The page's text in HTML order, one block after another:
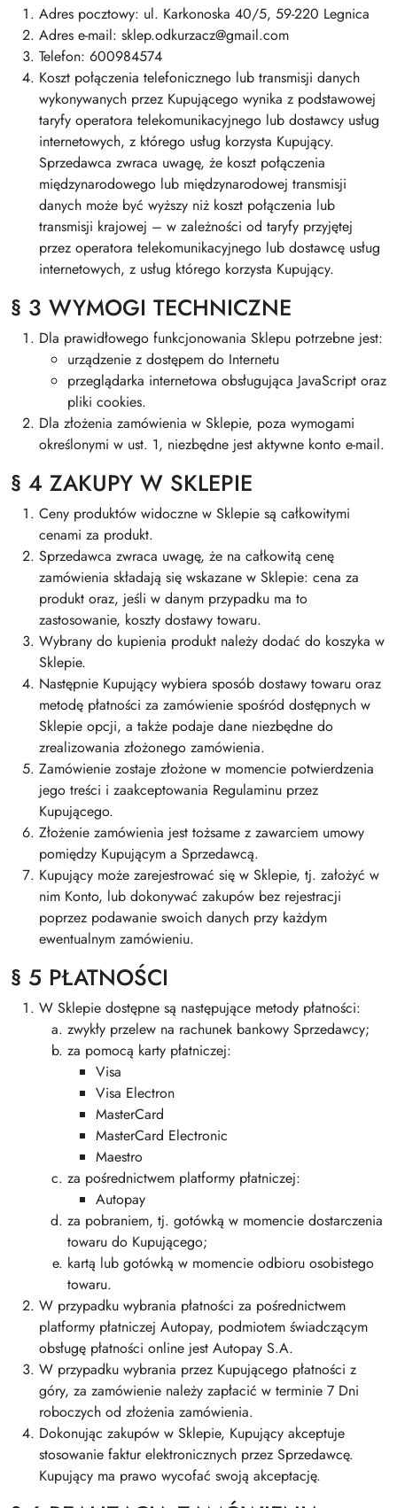
Adres pocztowy: ul. Karkonoska 40/5, 59-220 Legnica
Adres e-mail: sklep.odkurzacz@gmail.com
Telefon: 600984574
Koszt połączenia telefonicznego lub transmisji danych
wykonywanych przez Kupującego wynika z podstawowej
taryfy operatora telekomunikacyjnego lub dostawcy usług
internetowych, z którego usług korzysta Kupujący.
Sprzedawca zwraca uwagę, że koszt połączenia
międzynarodowego lub międzynarodowej transmisji
danych może być wyższy niż koszt połączenia lub
transmisji krajowej – w zależności od taryfy przyjętej
przez operatora telekomunikacyjnego lub dostawcę usług
internetowych, z usług którego korzysta Kupujący.
§ 3 WYMOGI TECHNICZNE
Dla prawidłowego funkcjonowania Sklepu potrzebne jest:
urządzenie z dostępem do Internetu
przeglądarka internetowa obsługująca JavaScript oraz
pliki cookies.
Dla złożenia zamówienia w Sklepie, poza wymogami
określonymi w ust. 1, niezbędne jest aktywne konto e-mail.
§ 4 ZAKUPY W SKLEPIE
Ceny produktów widoczne w Sklepie są całkowitymi
cenami za produkt.
Sprzedawca zwraca uwagę, że na całkowitą cenę
zamówienia składają się wskazane w Sklepie: cena za
produkt oraz, jeśli w danym przypadku ma to
zastosowanie, koszty dostawy towaru.
Wybrany do kupienia produkt należy dodać do koszyka w
Sklepie.
Następnie Kupujący wybiera sposób dostawy towaru oraz
metodę płatności za zamówienie spośród dostępnych w
Sklepie opcji, a także podaje dane niezbędne do
zrealizowania złożonego zamówienia.
Zamówienie zostaje złożone w momencie potwierdzenia
jego treści i zaakceptowania Regulaminu przez
Kupującego.
Złożenie zamówienia jest tożsame z zawarciem umowy
pomiędzy Kupującym a Sprzedawcą.
Kupujący może zarejestrować się w Sklepie, tj. założyć w
nim Konto, lub dokonywać zakupów bez rejestracji
poprzez podawanie swoich danych przy każdym
ewentualnym zamówieniu.
§ 5 PŁATNOŚCI
W Sklepie dostępne są następujące metody płatności:
zwykły przelew na rachunek bankowy Sprzedawcy;
za pomocą karty płatniczej:
Visa
Visa Electron
MasterCard
MasterCard Electronic
Maestro
za pośrednictwem platformy płatniczej:
Autopay
za pobraniem, tj. gotówką w momencie dostarczenia
towaru do Kupującego;
kartą lub gotówką w momencie odbioru osobistego
towaru.
W przypadku wybrania płatności za pośrednictwem
platformy płatniczej Autopay, podmiotem świadczącym
obsługę płatności online jest Autopay S.A.
W przypadku wybrania przez Kupującego płatności z
góry, za zamówienie należy zapłacić w terminie 7 Dni
roboczych od złożenia zamówienia.
Dokonując zakupów w Sklepie, Kupujący akceptuje
stosowanie faktur elektronicznych przez Sprzedawcę.
Kupujący ma prawo wycofać swoją akceptację.